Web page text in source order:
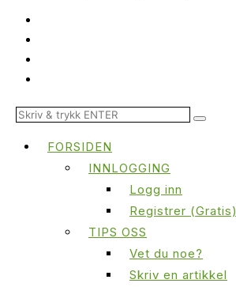
FORSIDEN
INNLOGGING
Logg inn
Registrer (Gratis)
TIPS OSS
Vet du noe?
Skriv en artikkel